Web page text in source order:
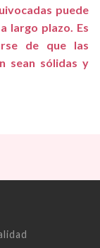
puede
largo plazo. Es
de que las
sean sólidas y